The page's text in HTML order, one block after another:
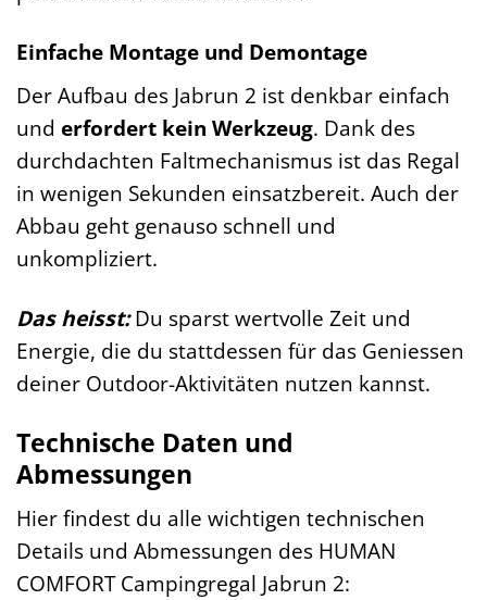
Einfache Montage und Demontage
Der Aufbau des Jabrun 2 ist denkbar einfach
und erfordert kein Werkzeug. Dank des
durchdachten Faltmechanismus ist das Regal
in wenigen Sekunden einsatzbereit. Auch der
Abbau geht genauso schnell und
unkompliziert.
Das heisst:Du sparst wertvolle Zeit und
Energie, die du stattdessen für das Geniessen
deiner Outdoor-Aktivitäten nutzen kannst.
Technische Daten und
Abmessungen
Hier findest du alle wichtigen technischen
Details und Abmessungen des HUMAN
COMFORT Campingregal Jabrun 2: